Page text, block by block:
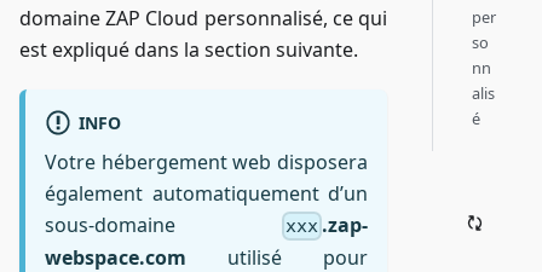
domaine ZAP Cloud personnalisé, ce qui
est expliqué dans la section suivante.
INFO
Votre hébergement web disposera
également automatiquement d’un
sous-domaine
xxx .zap-
webspace.com utilisé pour
per
so
nn
alis
é